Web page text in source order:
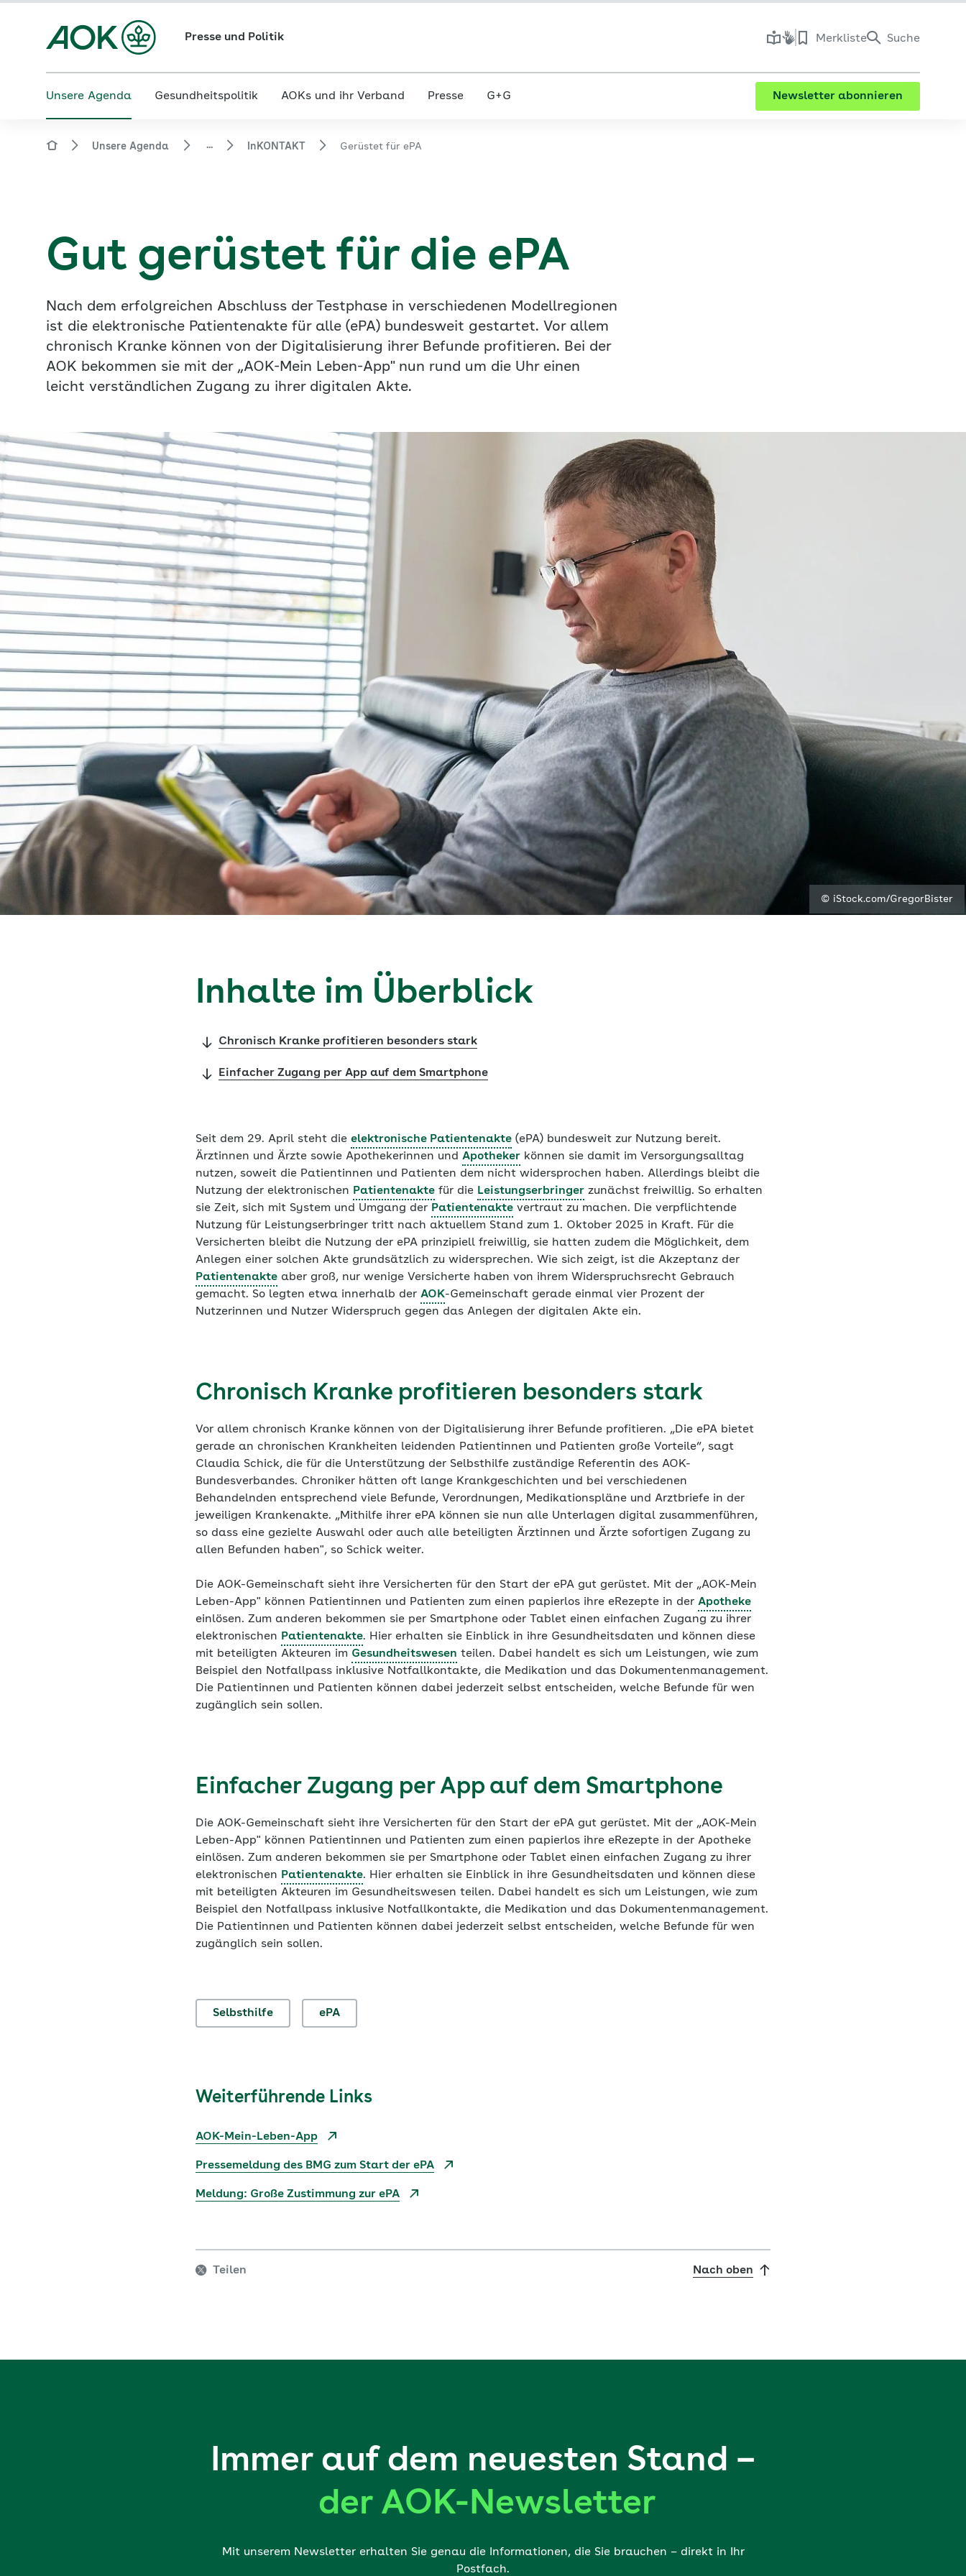
Presse und Politik Merkliste Suche
Unsere Agenda Gesundheitspolitik AOKs und ihr Verband Presse G+G Newsletter abonnieren
Unsere Agenda ... InKONTAKT Gerüstet für ePA
Gut gerüstet für die ePA
Nach dem erfolgreichen Abschluss der Testphase in verschiedenen Modellregionen
ist die elektronische Patientenakte für alle (ePA) bundesweit gestartet. Vor allem
chronisch Kranke können von der Digitalisierung ihrer Befunde profitieren. Bei der
AOK bekommen sie mit der „AOK-Mein Leben-App" nun rund um die Uhr einen
leicht verständlichen Zugang zu ihrer digitalen Akte.
© iStock.com/GregorBister
Inhalte im Überblick
Chronisch Kranke profitieren besonders stark
Einfacher Zugang per App auf dem Smartphone
Seit dem 29. April steht die elektronische Patientenakte (ePA) bundesweit zur Nutzung bereit.
Ärztinnen und Ärzte sowie Apothekerinnen und Apotheker können sie damit im Versorgungsalltag
nutzen, soweit die Patientinnen und Patienten dem nicht widersprochen haben. Allerdings bleibt die
Nutzung der elektronischen Patientenakte für die Leistungserbringer zunächst freiwillig. So erhalten
sie Zeit, sich mit System und Umgang der Patientenakte vertraut zu machen. Die verpflichtende
Nutzung für Leistungserbringer tritt nach aktuellem Stand zum 1. Oktober 2025 in Kraft. Für die
Versicherten bleibt die Nutzung der ePA prinzipiell freiwillig, sie hatten zudem die Möglichkeit, dem
Anlegen einer solchen Akte grundsätzlich zu widersprechen. Wie sich zeigt, ist die Akzeptanz der
Patientenakte aber groß, nur wenige Versicherte haben von ihrem Widerspruchsrecht Gebrauch
gemacht. So legten etwa innerhalb der AOK-Gemeinschaft gerade einmal vier Prozent der
Nutzerinnen und Nutzer Widerspruch gegen das Anlegen der digitalen Akte ein.
Chronisch Kranke profitieren besonders stark
Vor allem chronisch Kranke können von der Digitalisierung ihrer Befunde profitieren. „Die ePA bietet
gerade an chronischen Krankheiten leidenden Patientinnen und Patienten große Vorteile“, sagt
Claudia Schick, die für die Unterstützung der Selbsthilfe zuständige Referentin des AOK-
Bundesverbandes. Chroniker hätten oft lange Krankgeschichten und bei verschiedenen
Behandelnden entsprechend viele Befunde, Verordnungen, Medikationspläne und Arztbriefe in der
jeweiligen Krankenakte. „Mithilfe ihrer ePA können sie nun alle Unterlagen digital zusammenführen,
so dass eine gezielte Auswahl oder auch alle beteiligten Ärztinnen und Ärzte sofortigen Zugang zu
allen Befunden haben", so Schick weiter.
Die AOK-Gemeinschaft sieht ihre Versicherten für den Start der ePA gut gerüstet. Mit der „AOK-Mein
Leben-App" können Patientinnen und Patienten zum einen papierlos ihre eRezepte in der Apotheke
einlösen. Zum anderen bekommen sie per Smartphone oder Tablet einen einfachen Zugang zu ihrer
elektronischen Patientenakte. Hier erhalten sie Einblick in ihre Gesundheitsdaten und können diese
mit beteiligten Akteuren im Gesundheitswesen teilen. Dabei handelt es sich um Leistungen, wie zum
Beispiel den Notfallpass inklusive Notfallkontakte, die Medikation und das Dokumentenmanagement.
Die Patientinnen und Patienten können dabei jederzeit selbst entscheiden, welche Befunde für wen
zugänglich sein sollen.
Einfacher Zugang per App auf dem Smartphone
Die AOK-Gemeinschaft sieht ihre Versicherten für den Start der ePA gut gerüstet. Mit der „AOK-Mein
Leben-App" können Patientinnen und Patienten zum einen papierlos ihre eRezepte in der Apotheke
einlösen. Zum anderen bekommen sie per Smartphone oder Tablet einen einfachen Zugang zu ihrer
elektronischen Patientenakte. Hier erhalten sie Einblick in ihre Gesundheitsdaten und können diese
mit beteiligten Akteuren im Gesundheitswesen teilen. Dabei handelt es sich um Leistungen, wie zum
Beispiel den Notfallpass inklusive Notfallkontakte, die Medikation und das Dokumentenmanagement.
Die Patientinnen und Patienten können dabei jederzeit selbst entscheiden, welche Befunde für wen
zugänglich sein sollen.
Selbsthilfe ePA
Weiterführende Links
AOK-Mein-Leben-App
Pressemeldung des BMG zum Start der ePA
Meldung: Große Zustimmung zur ePA
Teilen Nach oben
Immer auf dem neuesten Stand –
der AOK-Newsletter
Mit unserem Newsletter erhalten Sie genau die Informationen, die Sie brauchen – direkt in Ihr
Postfach.